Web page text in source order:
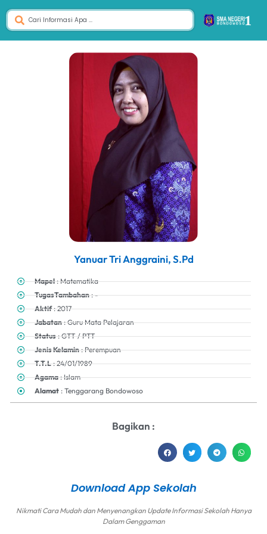
Yanuar Tri Anggraini, S.Pd
Mapel: Matematika
TugasTambahan: -
Aktif: 2017
Jabatan: Guru Mata Pelajaran
Status: GTT / PTT
Jenis Kelamin: Perempuan
T.T.L: 24/01/1989
Agama: Islam
Alamat : Tenggarang Bondowoso
Bagikan :
Download App Sekolah
Nikmati Cara Mudah dan Menyenangkan Update Informasi Sekolah Hanya
Dalam Genggaman